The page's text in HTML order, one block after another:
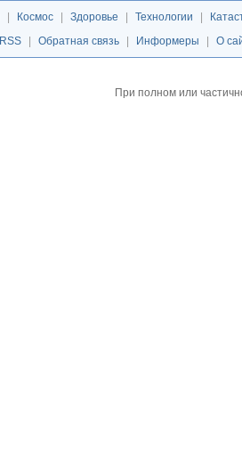
Космос Здоровье Технологии
RSS
Обратная связь Информеры О
При полном или